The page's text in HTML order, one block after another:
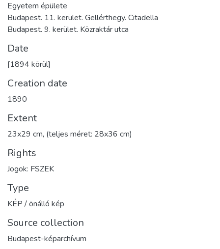
Egyetem épülete
Budapest. 11. kerület. Gellérthegy. Citadella
Budapest. 9. kerület. Közraktár utca
Date
[1894 körül]
Creation date
1890
Extent
23x29 cm, (teljes méret: 28x36 cm)
Rights
Jogok: FSZEK
Type
KÉP / önálló kép
Source collection
Budapest-képarchívum